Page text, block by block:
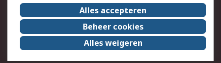
Over RS
RS Group
Over ons
RS wereldwijd
Werken bij RS
ESG
Alles accepteren
Beheer cookies
Alles weigeren